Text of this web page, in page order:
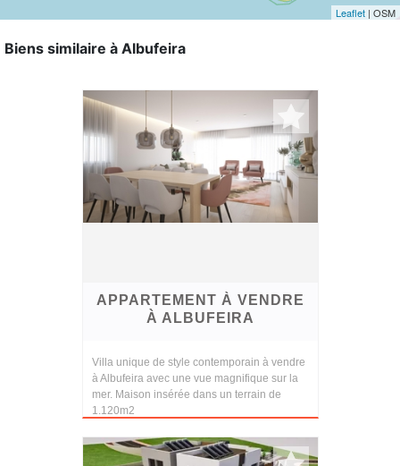
Leaflet | OSM
Biens similaire à Albufeira
APPARTEMENT À VENDRE
À ALBUFEIRA
Villa unique de style contemporain à vendre
à Albufeira avec une vue magnifique sur la
mer. Maison insérée dans un terrain de
1.120m2